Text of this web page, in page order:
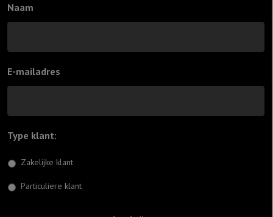
Naam
E-mailadres
Type klant:
Zakelijke klant
Particuliere klant